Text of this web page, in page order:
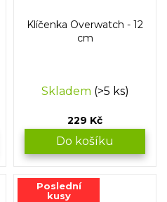
Klíčenka Overwatch - 12
cm
Skladem (>5 ks)
229 Kč
Do košíku
Poslední
kusy